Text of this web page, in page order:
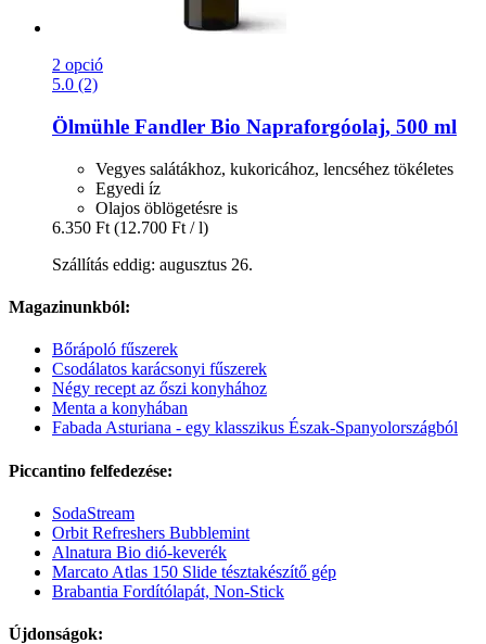
2 opció
5.0 (2)
Ölmühle Fandler Bio Napraforgóolaj, 500 ml
Vegyes salátákhoz, kukoricához, lencséhez tökéletes
Egyedi íz
Olajos öblögetésre is
6.350 Ft (12.700 Ft / l)
Szállítás eddig: augusztus 26.
Magazinunkból:
Bőrápoló fűszerek
Csodálatos karácsonyi fűszerek
Négy recept az őszi konyhához
Menta a konyhában
Fabada Asturiana - egy klasszikus Észak-Spanyolországból
Piccantino felfedezése:
SodaStream
Orbit Refreshers Bubblemint
Alnatura Bio dió-keverék
Marcato Atlas 150 Slide tésztakészítő gép
Brabantia Fordítólapát, Non-Stick
Újdonságok: